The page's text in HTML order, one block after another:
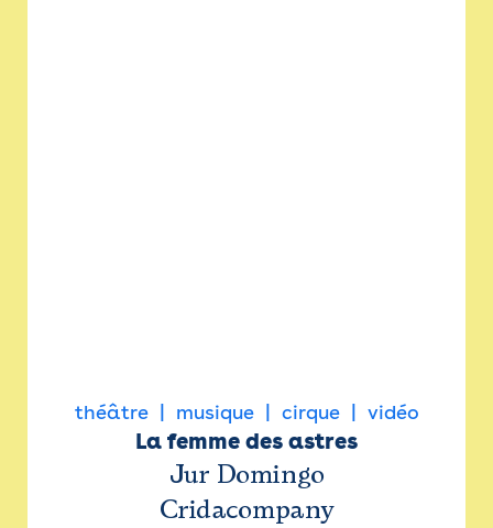
théâtre musique cirque vidéo
La femme des astres
Jur Domingo
Cridacompany